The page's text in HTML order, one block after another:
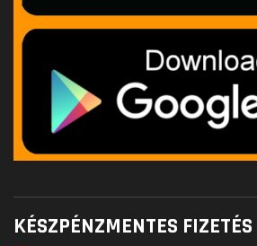
KÉSZPÉNZMENTES